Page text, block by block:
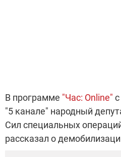
В программе "Час: Online" с
"5 канале" народный
Сил специальных
рассказал о